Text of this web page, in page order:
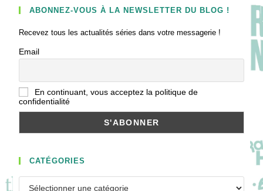
ABONNEZ-VOUS À LA NEWSLETTER DU BLOG !
Recevez tous les actualités séries dans votre messagerie !
Email
En continuant, vous acceptez la politique de
confidentialité
CATÉGORIES